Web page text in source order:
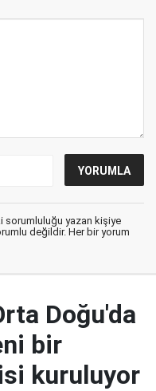
sorumluluğu yazan kişiye
değildir. Her bir yorum
Doğu'da
bir
kuruluyor